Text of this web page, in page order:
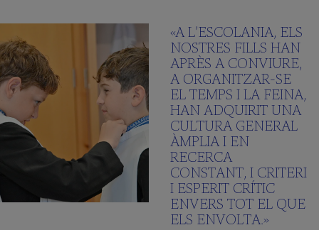
«A L’ESCOLANIA, ELS
NOSTRES FILLS HAN
APRÈS A CONVIURE,
A ORGANITZAR-SE
EL TEMPS I LA FEINA,
HAN ADQUIRIT UNA
CULTURA GENERAL
ÀMPLIA I EN
RECERCA
CONSTANT, I CRITERI
I ESPERIT CRÍTIC
ENVERS TOT EL QUE
ELS ENVOLTA.»